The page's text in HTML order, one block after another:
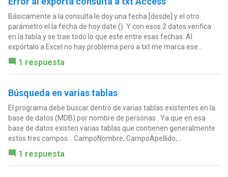
Básicamente a la consulta le doy una fecha [desde] y el otro
parámetro el la fecha de hoy date (). Y con esos 2 datos verifica
en la tabla y se trae todo lo que este entre esas fechas. Al
expórtalo a Excel no hay problema pero a txt me marca ese...
1 respuesta
Búsqueda en varias tablas
El programa debe buscar dentro de varias tablas existentes en la
base de datos (MDB) por nombre de personas.. Ya que en esa
base de datos existen varias tablas que contienen generalmente
estos tres campos... CampoNombre, CampoApellido,...
1 respuesta